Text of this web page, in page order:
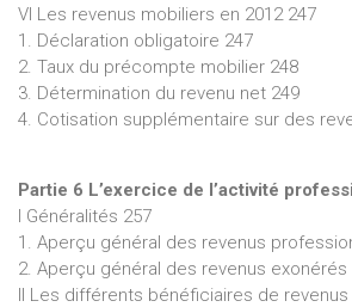
VI Les revenus mobiliers en 2012 247
1. Déclaration obligatoire 247
2. Taux du précompte mobilier 248
3. Détermination du revenu net 249
4. Cotisation supplémentaire sur des
Partie 6 L’exercice de l’activité
I Généralités 257
1. Aperçu général des revenus
2. Aperçu général des revenus exonérés
II Les différents bénéficiaires de